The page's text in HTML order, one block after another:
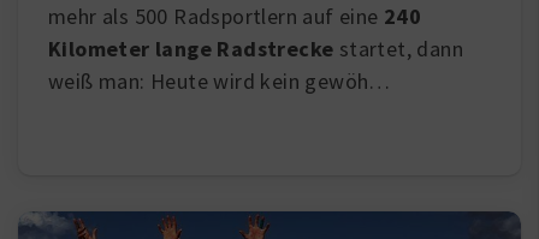
mehr als 500 Radsportlern auf eine 240
Kilometer lange Radstrecke startet, dann
weiß man: Heute wird kein gewöh…